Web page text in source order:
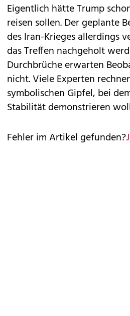
Eigentlich hätte Trump
reisen sollen. Der geplante
des Iran-Krieges allerdings
das Treffen nachgeholt
Durchbrüche erwarten
nicht. Viele Experten
symbolischen Gipfel, bei
Stabilität demonstrieren
Fehler im Artikel gefunden?